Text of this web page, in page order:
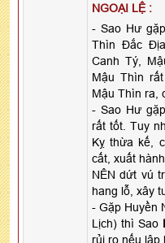
NGOẠI LỆ :
- Sao Hư
Thìn Đắc
Canh Tý,
Mậu Thìn
Mậu Thìn ra,
- Sao Hư
rất tốt. Tuy
Kỵ thừa kế,
cất, xuất
NÊN dứt vú
hang lỗ, xây
- Gặp Huyền
Lịch) thì Sao
rủi ro nếu lập